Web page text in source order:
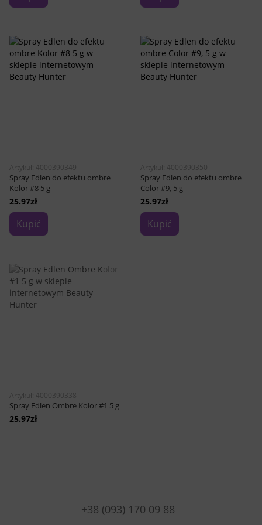
Artykuł: 4000390349
Spray Edlen do efektu ombre
Kolor #8 5 g
25.97zł
Kupić
Artykuł: 4000390350
Spray Edlen do efektu ombre
Color #9, 5 g
25.97zł
Kupić
Artykuł: 4000390338
Spray Edlen Ombre Kolor #1 5 g
25.97zł
+38 (093) 170 09 88